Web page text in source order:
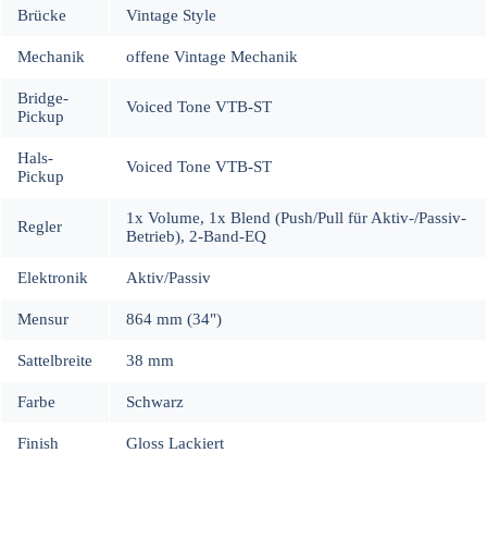
Brücke Vintage Style
Mechanik offene Vintage Mechanik
Bridge-
Pickup
Voiced Tone VTB-ST
Hals-
Pickup
Voiced Tone VTB-ST
Regler
1x Volume, 1x Blend (Push/Pull für Aktiv-/Passiv-
Betrieb), 2-Band-EQ
Elektronik Aktiv/Passiv
Mensur 864 mm (34")
Sattelbreite 38 mm
Farbe Schwarz
Finish Gloss Lackiert